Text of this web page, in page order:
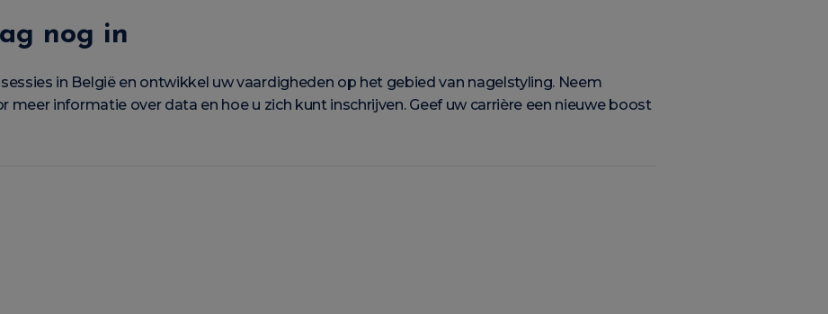
nog in
in België en ontwikkel uw vaardigheden op het gebied van nagelstyling. Neem
informatie over data en hoe u zich kunt inschrijven. Geef uw carrière een nieuwe boost